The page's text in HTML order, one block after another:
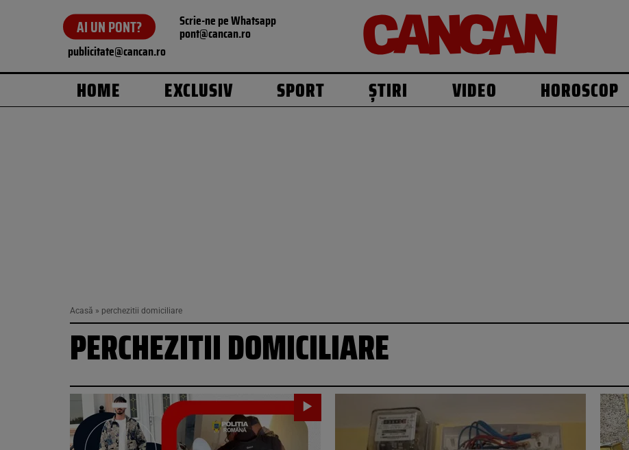
AI UN PONT? Scrie-ne pe Whatsapp
pont@cancan.ro
publicitate@cancan.ro
HOME EXCLUSIV SPORT ȘTIRI VIDEO HOROSCOP
Acasă » perchezitii domiciliare
PERCHEZITII DOMICILIARE